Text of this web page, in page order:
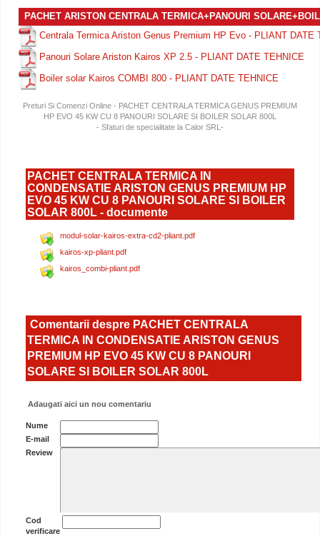
PACHET ARISTON CENTRALA TERMICA+PANOURI
Centrala Termica Ariston Genus Premium HP Evo - PLIANT DATE
Panouri Solare Ariston Kairos XP 2.5 - PLIANT DATE TEHNICE
Boiler solar Kairos COMBI 800 - PLIANT DATE TEHNICE
Preturi Si Comenzi Online - PACHET CENTRALA TERMICA GENUS PREMIUM
HP EVO 45 KW CU 8 PANOURI SOLARE SI BOILER SOLAR 800L
- Sfaturi de specialitate la Calor SRL-
PACHET CENTRALA TERMICA IN
CONDENSATIE ARISTON GENUS PREMIUM HP
EVO 45 KW CU 8 PANOURI SOLARE SI BOILER
SOLAR 800L - documente
modul-solar-kairos-extra-cd2-pliant.pdf
kairos-xp-pliant.pdf
kairos_combi-pliant.pdf
Comentarii despre PACHET CENTRALA
TERMICA IN CONDENSATIE ARISTON GENUS
PREMIUM HP EVO 45 KW CU 8 PANOURI
SOLARE SI BOILER SOLAR 800L
Adaugati aici un nou comentariu
Nume
E-mail
Review
Cod
verificare